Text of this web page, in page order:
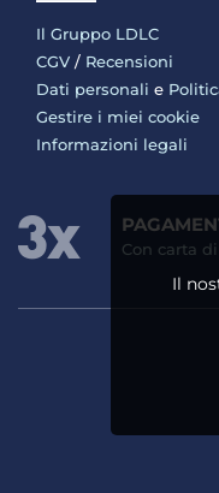
Il Gruppo LDLC
CGV / Recensioni
Dati personali e
Gestire i miei cookie
Informazioni legali
Con carta
Il